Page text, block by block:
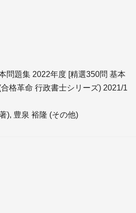
問題集 2022年度 [精選350問 基本
格革命 行政書士シリーズ) 2021/1
), 豊泉 裕隆 (その他)